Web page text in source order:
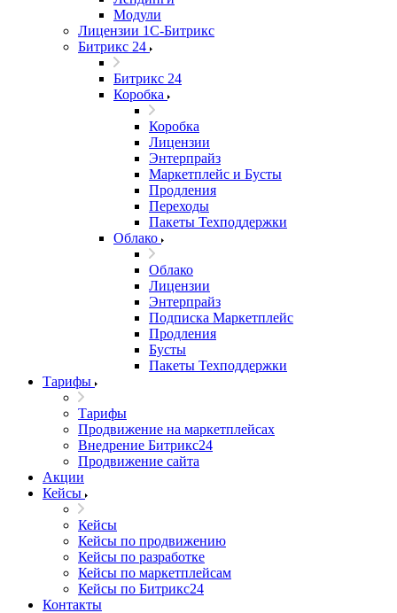
Модули
Лицензии 1С-Битрикс
Битрикс 24
Битрикс 24
Коробка
Коробка
Лицензии
Энтерпрайз
Маркетплейс и Бусты
Продления
Переходы
Пакеты Техподдержки
Облако
Облако
Лицензии
Энтерпрайз
Подписка Маркетплейс
Продления
Бусты
Пакеты Техподдержки
Тарифы
Тарифы
Продвижение на маркетплейсах
Внедрение Битрикс24
Продвижение сайта
Акции
Кейсы
Кейсы
Кейсы по продвижению
Кейсы по разработке
Кейсы по маркетплейсам
Кейсы по Битрикс24
Контакты